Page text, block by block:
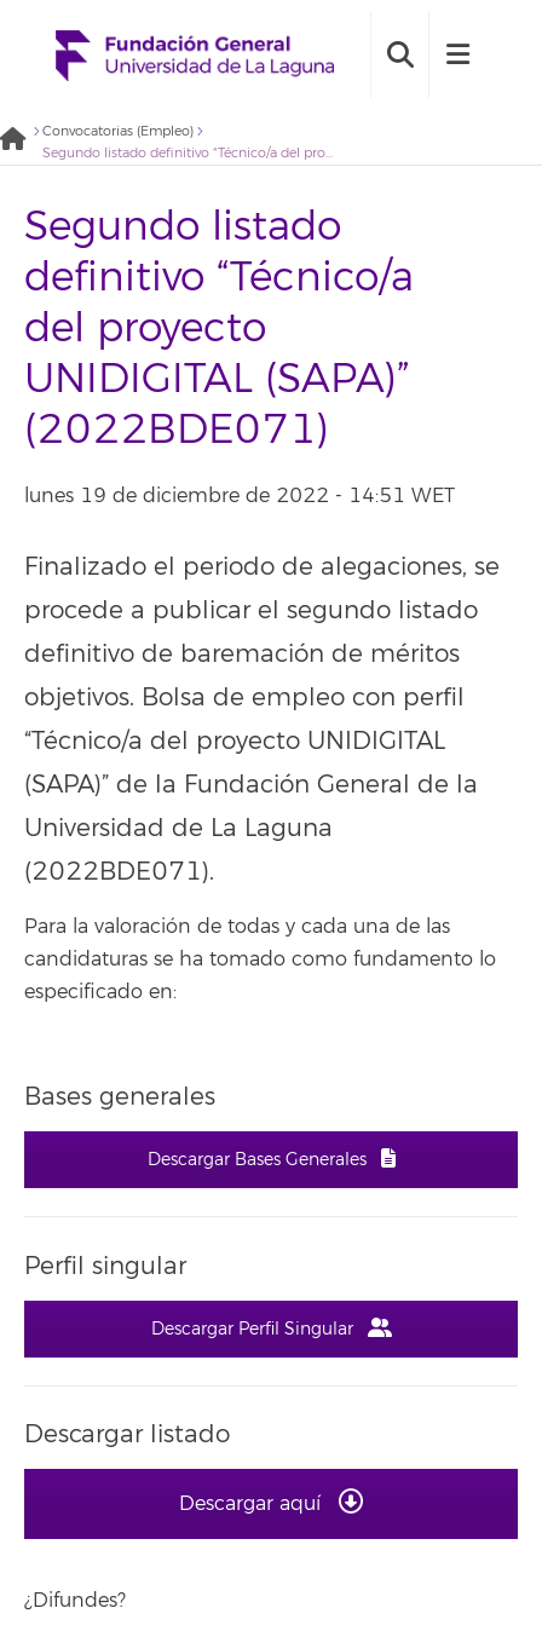
Convocatorias (Empleo)
Segundo listado definitivo “Técnico/a del proyecto UNIDIGITAL (SAPA)” (2022BDE071)
Segundo listado
definitivo “Técnico/a
del proyecto
UNIDIGITAL (SAPA)”
(2022BDE071)
lunes 19 de diciembre de 2022 - 14:51 WET
Finalizado el periodo de alegaciones, se
procede a publicar el segundo listado
definitivo de baremación de méritos
objetivos. Bolsa de empleo con perfil
“Técnico/a del proyecto UNIDIGITAL
(SAPA)” de la Fundación General de la
Universidad de La Laguna
(2022BDE071).
Para la valoración de todas y cada una de las
candidaturas se ha tomado como fundamento lo
especificado en:
Bases generales
Descargar Bases Generales
Perfil singular
Descargar Perfil Singular
Descargar listado
Descargar aquí
¿Difundes?